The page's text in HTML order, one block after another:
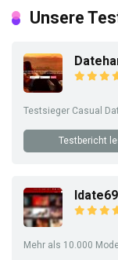
Unsere
Testsieger Casual
Testbericht
Mehr als 10.000